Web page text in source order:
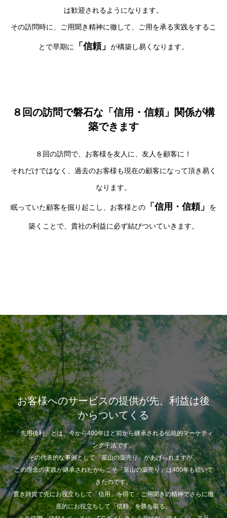
は歓迎されるようになります。
その訪問時に、ご用聞き精神に徹して、ご用を承る実践をするこ
とで早期に 「信頼」 が構築し易くなります。
８回の訪問で磐石な「信用・信頼」関係が構
築できます
８回の訪問で、お客様を友人に、友人を顧客に！
それだけではなく、過去のお客様も現在の顧客になって頂き易く
なります。
眠っていた顧客を掘り起こし、お客様との 「信用・信頼」 を
築くことで、貴社の利益に必ず結びついていきます。
お客様へのサービスの提供が先、利益は後
からついてくる
「先用後利」とは、今から400年ほど前から継承される伝統的マーケティ
ング手法です。
その代表的な事例として「富山の薬売り」があげられますが、
この理念の実践が継承されたからこそ「富山の薬売り」は400年も続いて
きたのです。
置き雑貨で先にお役立ちして「信用」を得て、ご用聞きの精神でさらに徹
底的にお役立ちして「信頼」を勝ち取る。